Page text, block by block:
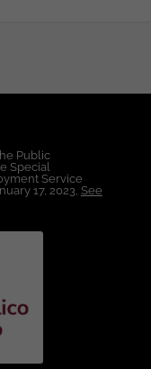
Public
Special
Service
17, 2023, See